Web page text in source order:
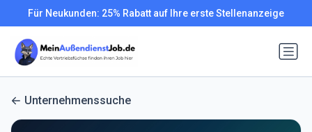
Für Neukunden: 25% Rabatt auf Ihre erste Stellenanzeige
Unternehmenssuche